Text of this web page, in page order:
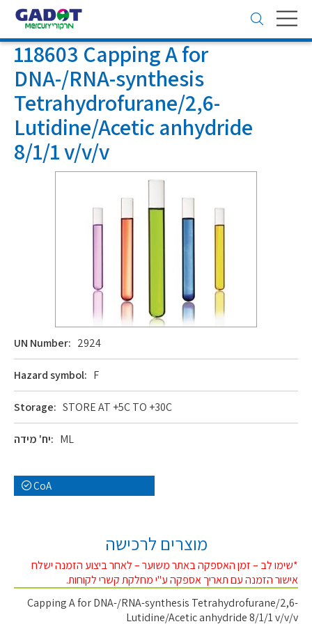
Toggle
navigation
118603 Capping A for
DNA-/RNA-synthesis
Tetrahydrofurane/2,6-
Lutidine/Acetic anhydride
8/1/1 v/v/v
UN Number: 2924
Hazard symbol: F
Storage: STORE AT +5C TO +30C
יח' מידה: ML
CoA
מוצרים לרכישה
*שימו לב – זמן האספקה באתר משוער – לאחר ביצוע הזמנה ישלח
אישור הזמנה עם תאריך אספקה ע"י מחלקת קשרי לקוחות.
Capping A for DNA-/RNA-synthesis Tetrahydrofurane/2,6-
Lutidine/Acetic anhydride 8/1/1 v/v/v